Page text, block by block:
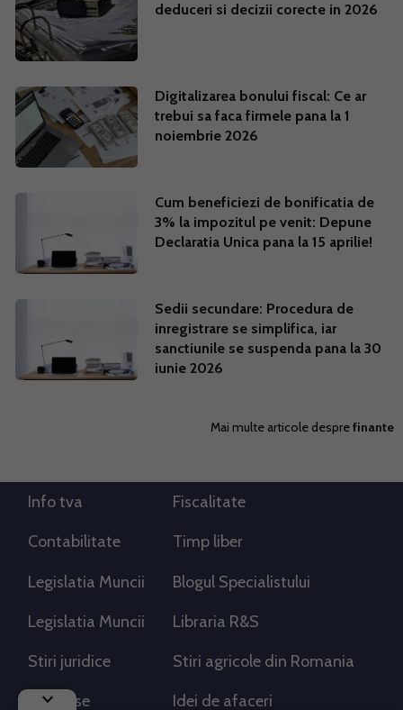
deduceri si decizii corecte in 2026
Digitalizarea bonului fiscal: Ce ar
trebui sa faca firmele pana la 1
noiembrie 2026
Cum beneficiezi de bonificatia de
3% la impozitul pe venit: Depune
Declaratia Unica pana la 15 aprilie!
Sedii secundare: Procedura de
inregistrare se simplifica, iar
sanctiunile se suspenda pana la 30
iunie 2026
Mai multe articole desprefinante
keyboard_arrow_down
Info tva Fiscalitate
Contabilitate Timp liber
Legislatia Muncii Blogul Specialistului
Legislatia Muncii Libraria R&S
Stiri juridice Stiri agricole din Romania
AdSense Idei de afaceri